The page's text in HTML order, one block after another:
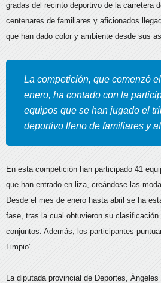
gradas del recinto deportivo de la carretera
centenares de familiares y aficionados
que han dado color y ambiente desde sus
La competición, que comenzó
enero, ha contado con la
equipos que se han jugado el
deportivo lleno de familiares y
En esta competición han participado 41
que han entrado en liza, creándose las
Desde el mes de enero hasta abril se ha
fase, tras la cual obtuvieron su clasificación
conjuntos. Además, los participantes
Limpio’.
La diputada provincial de Deportes,